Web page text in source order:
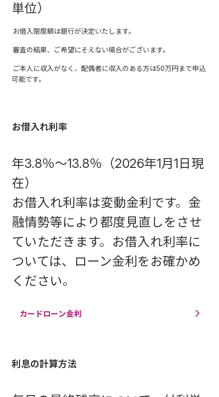
単位）
お借入限度額は銀行が決定いたします。
審査の結果、ご希望にそえない場合がございます。
ご本人に収入がなく、配偶者に収入のある方は50万円まで申込
可能です。
お借入れ利率
年3.8％～13.8％（2026年1月1日現
在）
お借入れ利率は変動金利です。金
融情勢等により都度見直しをさせ
ていただきます。お借入れ利率に
ついては、ローン金利をお確かめ
ください。
カードローン金利
利息の計算方法